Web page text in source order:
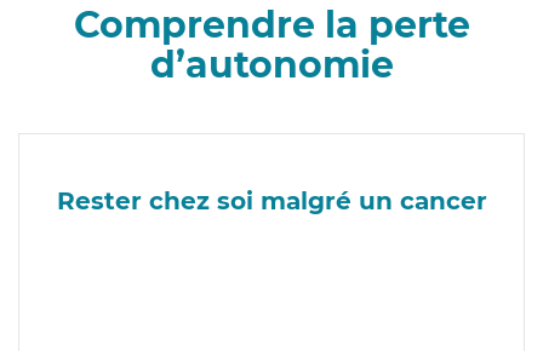
Comprendre la perte
d’autonomie
Rester chez soi malgré un cancer